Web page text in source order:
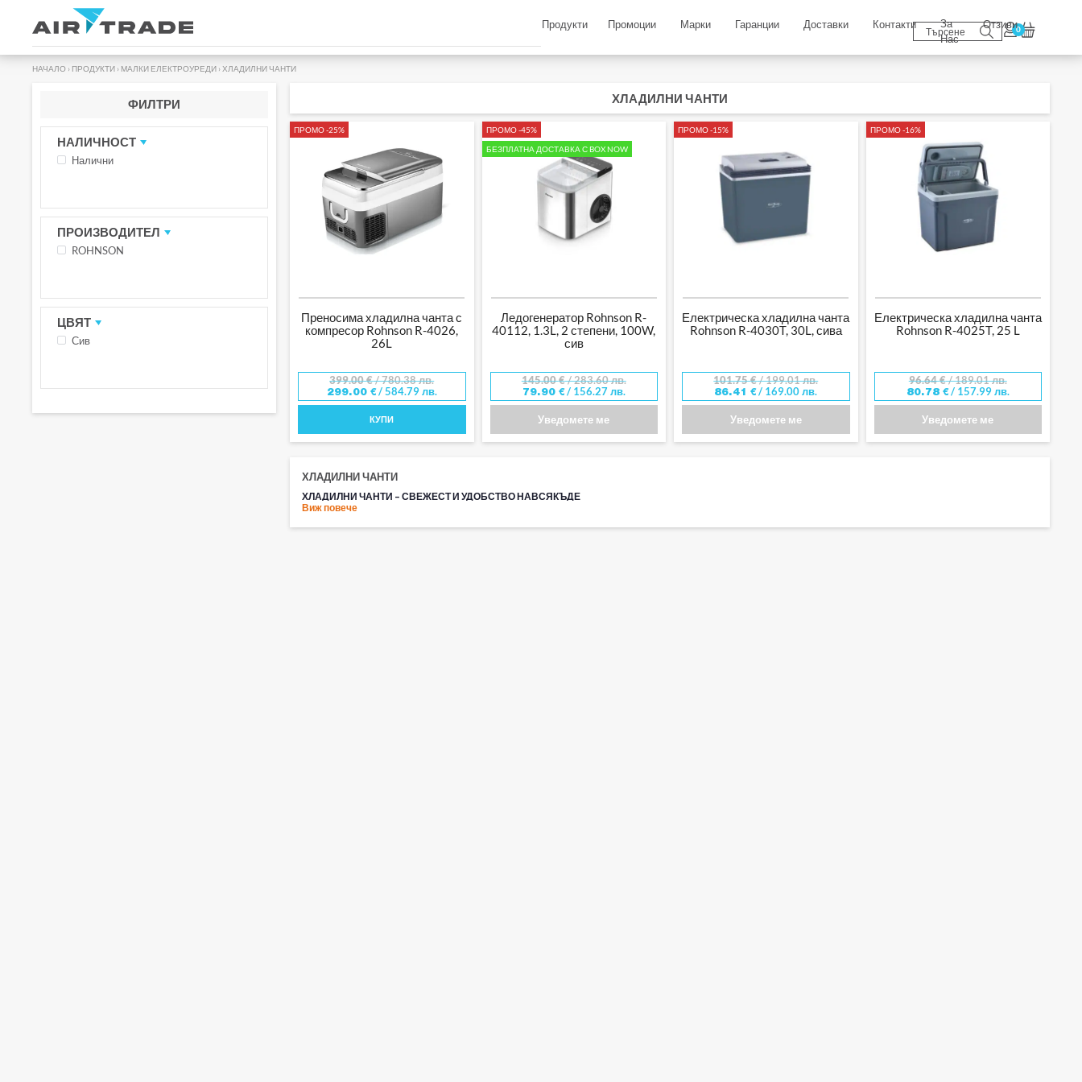
Продукти Промоции Марки Гаранции Доставки Контакти
За
Нас
Отзиви0
НАЧАЛО › ПРОДУКТИ › МАЛКИ ЕЛЕКТРОУРЕДИ ›ХЛАДИЛНИ ЧАНТИ
ХЛАДИЛНИ ЧАНТИ
ПРОМО -25%
Преносима хладилна чанта с
компресор Rohnson R-4026,
26L
399.00€/ 780.38 лв.
299.00 €/ 584.79 лв.
КУПИ
ПРОМО -45%
БЕЗПЛАТНА ДОСТАВКА С BOX NOW
Ледогенератор Rohnson R-
40112, 1.3L, 2 степени, 100W,
сив
145.00€/ 283.60 лв.
79.90 €/ 156.27 лв.
Уведомете ме
ПРОМО -15%
Електрическа хладилна чанта
Rohnson R-4030T, 30L, сива
101.75€/ 199.01 лв.
86.41€/ 169.00 лв.
Уведомете ме
ПРОМО -16%
Електрическа хладилна чанта
Rohnson R-4025T, 25 L
96.64€/ 189.01 лв.
80.78 €/ 157.99 лв.
Уведомете ме
ХЛАДИЛНИ ЧАНТИ
ХЛАДИЛНИ ЧАНТИ – СВЕЖЕСТ И УДОБСТВО НАВСЯКЪДЕ
Виж повече
ФИЛТРИ
НАЛИЧНОСТ
Налични
ПРОИЗВОДИТЕЛ
ROHNSON
ЦВЯТ
Сив